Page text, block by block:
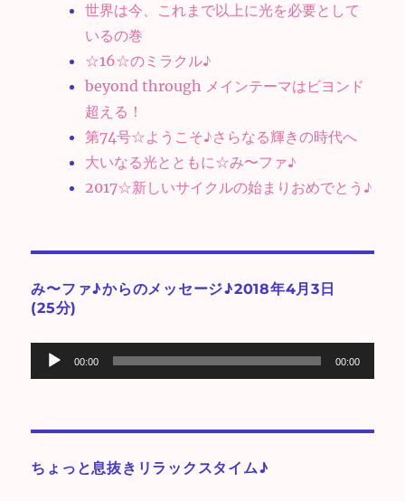
世界は今、これまで以上に光を必要として
いるの巻
☆16☆のミラクル♪
beyond through メインテーマはビヨンド
超える！
第74号☆ようこそ♪さらなる輝きの時代へ
大いなる光とともに☆み〜ファ♪
2017☆新しいサイクルの始まりおめでとう♪
み〜ファ♪からのメッセージ♪2018年4月3日
(25分)
声
レ
ヤ
00:00 00:00
ちょっと息抜きリラックスタイム♪